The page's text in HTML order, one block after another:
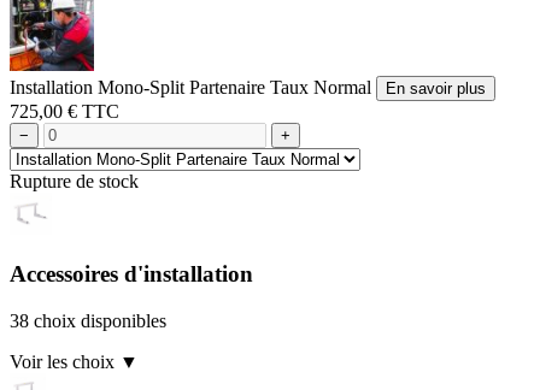
Installation Mono-Split Partenaire Taux Normal En savoir plus
725,00 € TTC
− +
Rupture de stock
Accessoires d'installation
38 choix disponibles
Voir les choix ▼